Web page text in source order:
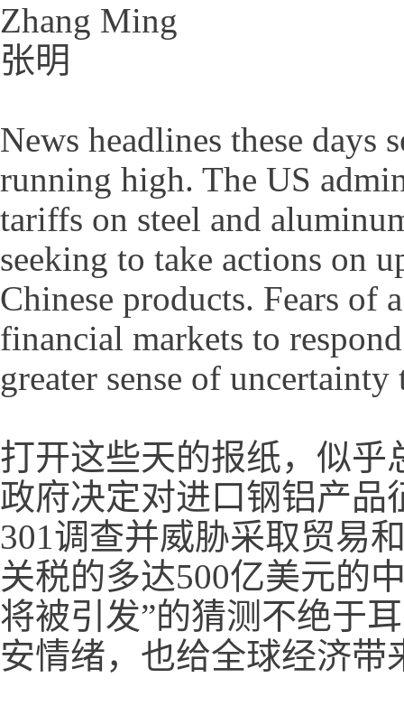
Zhang Ming
张明
News headlines these days
running high. The US
tariffs on steel and
seeking to take actions on
Chinese products. Fears of
financial markets to
greater sense of
打开这些天的报纸，似乎
政府决定对进口钢铝产品
301调查并威胁采取贸易
关税的多达500亿美元的
将被引发”的猜测不绝于
安情绪，也给全球经济带